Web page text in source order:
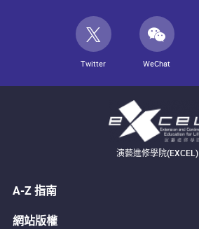
Twitter WeChat
演藝進修學院(EXCEL)
A-Z 指南
網站版權